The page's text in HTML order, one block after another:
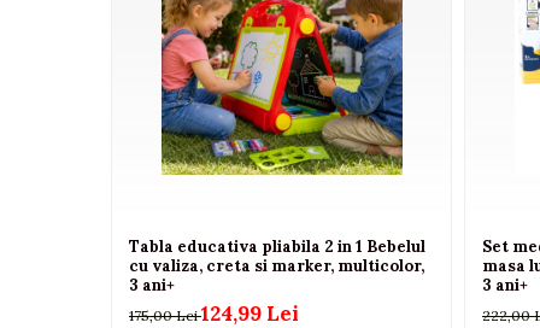
Camioane electrice
Seturi copii si bebelusi
Accesorii copii
Tabla educativa pliabila 2 in 1 Bebelul
cu valiza, creta si marker, multicolor,
3 ani+
175,00 Lei124,99 Lei
Set
masa
3 ani+
222,00